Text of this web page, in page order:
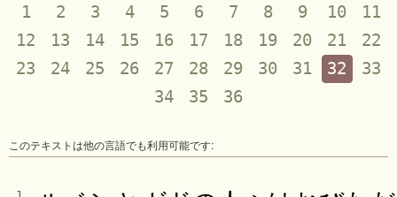
1 2 3 4 5 6 7 8 9 10
11
12
13 14 15 16 17 18 19 20 21
22
23
24 25 26 27 28 29 30 31 32
33
34
35 36
このテキストは他の言語でも利用可能です: